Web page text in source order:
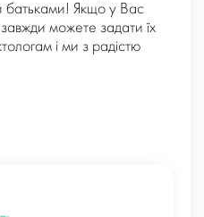
батьками! Якщо у Вас
можете задати їх
і ми з радістю